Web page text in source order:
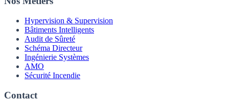
Hypervision & Supervision
Bâtiments Intelligents
Audit de Sûreté
Schéma Directeur
Ingénierie Systèmes
AMO
Sécurité Incendie
Contact